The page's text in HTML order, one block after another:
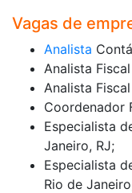
Vagas de
Analista
Analista
Analista
Coordenador
Especialista
Janeiro, RJ;
Especialista
Rio de